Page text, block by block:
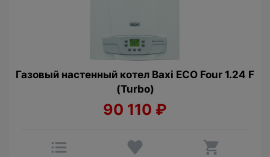
Газовый настенный котел Baxi ECO Four 1.24 F
(Turbo)
90 110 ₽